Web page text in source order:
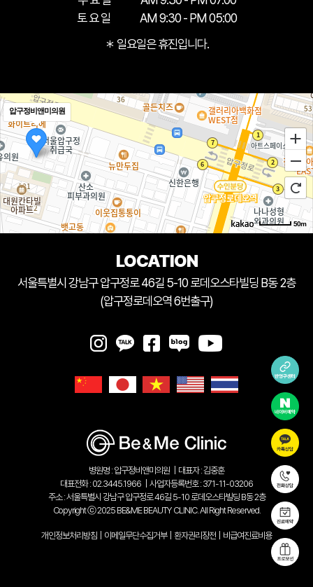
토 요 일
AM 9:30 - PM 05:00
＊ 일요일은 휴진입니다.
LOCATION
압구정비앤미의원
50m
서울특별시 강남구 압구정로 46길 5-10 로데오스타빌딩 B동 2층
(압구정로데오역 6번출구)
병원명 : 압구정비앤미의원
대표자 : 김중훈
대표전화 : 02.3445.1966
사업자등록번호 : 371-11-03206
주소 : 서울특별시 강남구 압구정로 46길 5-10 로데오스타빌딩 B동 2층
Copyright ⓒ 2025 BE&ME BEAUTY CLINIC. All Right Reserved.
개인정보처리방침 이메일무단수집거부| 환자권리장전 비급여진료비용